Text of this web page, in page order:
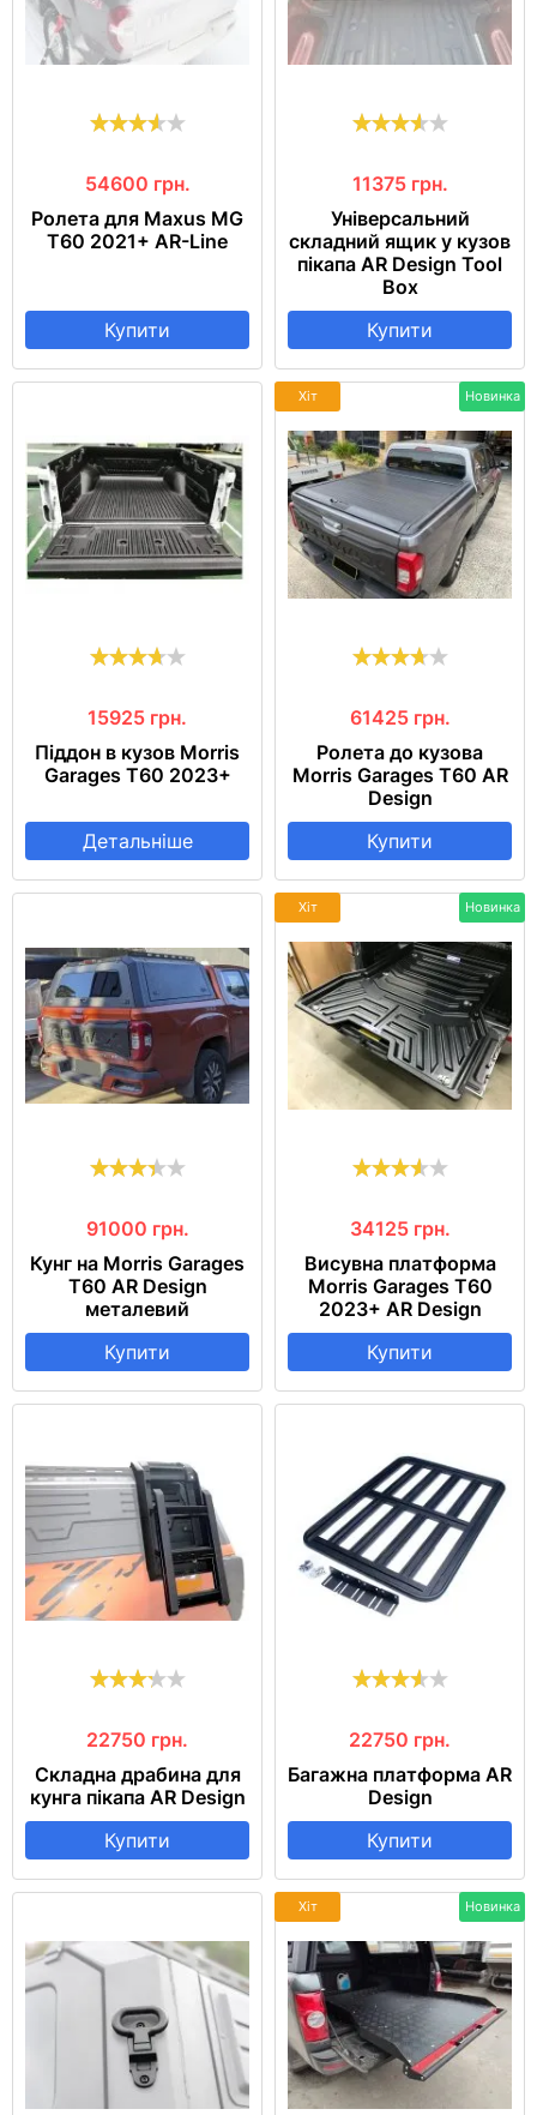
54600 грн.
Ролета для Maxus MG
T60 2021+ AR-Line
Купити
11375 грн.
Універсальний
складний ящик у кузов
пікапа AR Design Tool
Box
Купити
15925 грн.
Піддон в кузов Morris
Garages T60 2023+
Детальніше
Новинка
Хіт
61425 грн.
Ролета до кузова
Morris Garages T60 AR
Design
Купити
91000 грн.
Кунг на Morris Garages
T60 AR Design
металевий
Купити
Новинка
Хіт
34125 грн.
Висувна платформа
Morris Garages T60
2023+ AR Design
Купити
22750 грн.
Складна драбина для
кунга пікапа AR Design
Купити
22750 грн.
Багажна платформа AR
Design
Купити
Новинка
Хіт